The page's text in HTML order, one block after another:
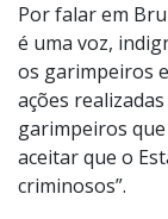
Por falar em
é uma voz,
os garimpeiros
ações
garimpeiros
aceitar que o
criminosos”.